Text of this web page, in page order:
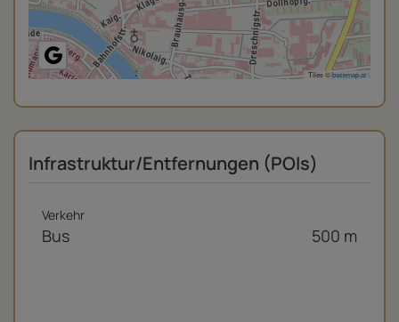
Tiles ©basemap.at
Infrastruktur/Entfernungen (POIs)
Verkehr
Bus 500 m